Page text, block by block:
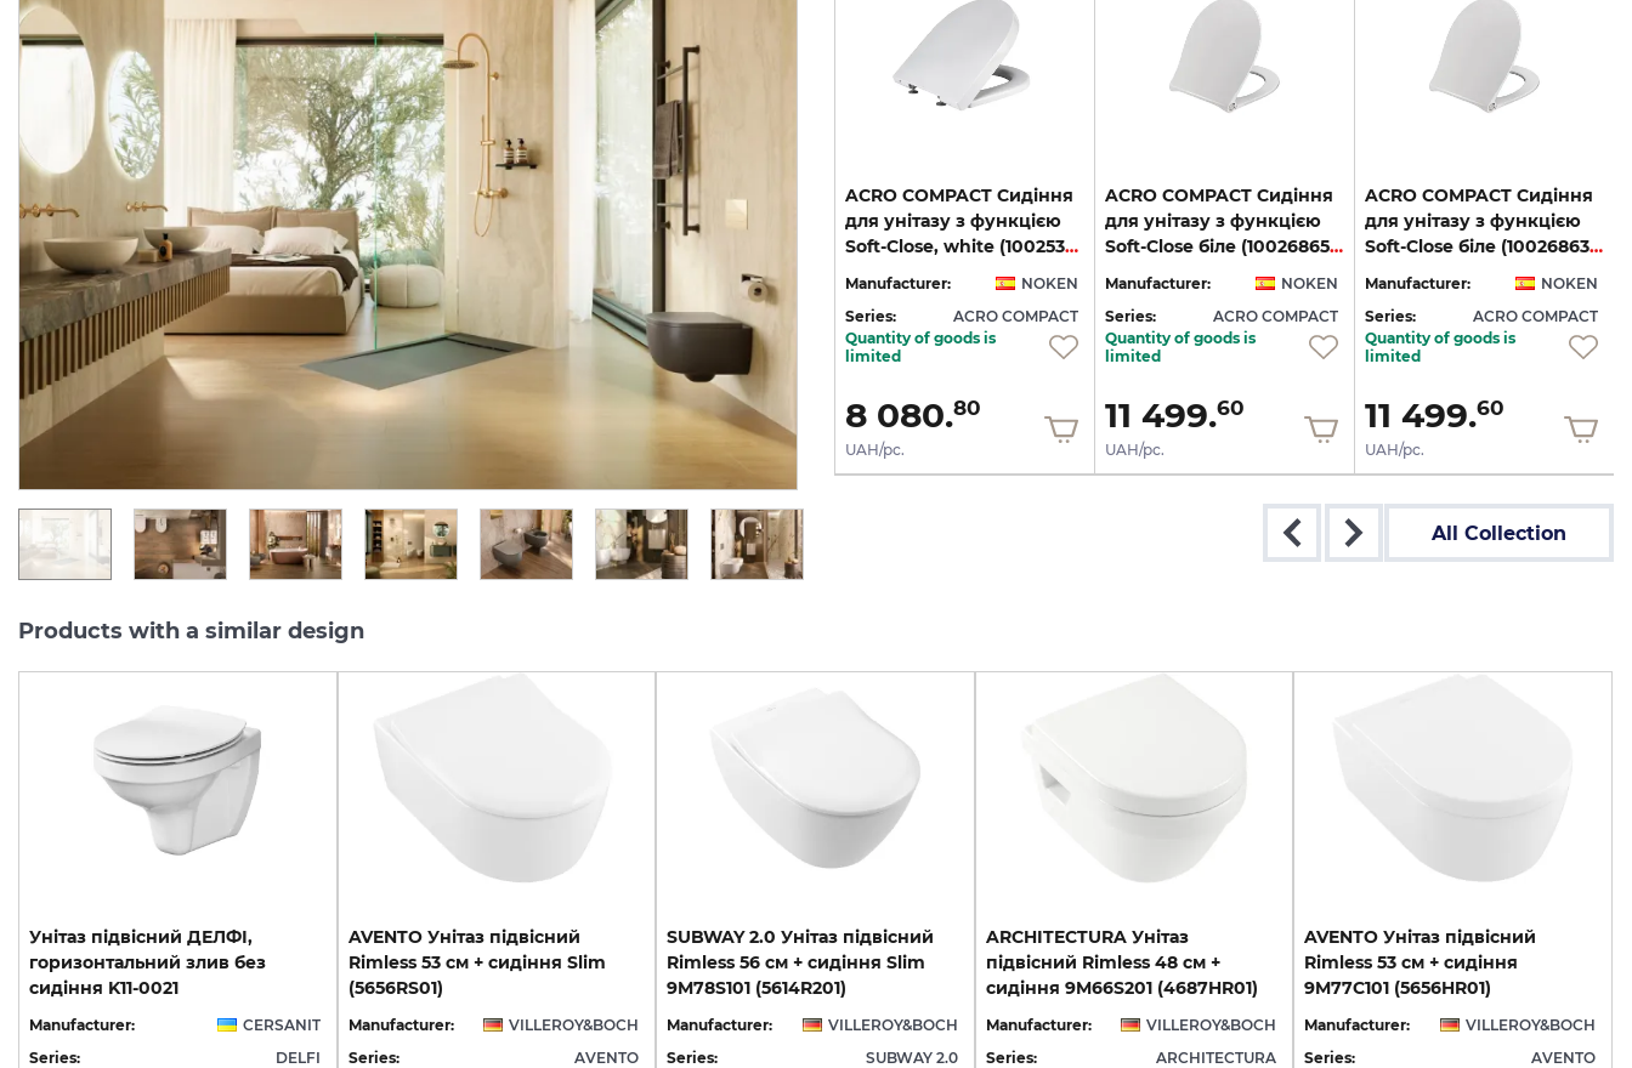
Комплект: унітаз
підлоговий 600х360 + бачок з нижнім підводом води, білий (100313084)
Manufacturer:
NOKEN
Series:
ACRO COMPACT
On order
41 595. 40
ACRO COMPACT Сидіння
для унітазу з функцією
Manufacturer:
Series:
ACRO COMPACT
On order
9 116.
ACRO COMPACT Сидіння
для унітазу з функцією
Manufacturer:
NOKEN
Series:
ACRO COMPACT
On order
13 157. 20
ACRO COMPACT Сидіння
для унітазу з функцією
Soft-Close, white (100253386)
Manufacturer:
NOKEN
Series:
ACRO COMPACT
Quantity of goods is
limited
8 080.80
UAH/pc.
ACRO COMPACT Сидіння
для унітазу з функцією
Soft-Close біле (100268652)
Manufacturer:
NOKEN
Series:
ACRO COMPACT
Quantity of goods is
limited
11 499.60
UAH/pc.
ACRO COMPACT Сидіння
для унітазу з функцією
Soft-Close біле (100268639)
Manufacturer:
NOKEN
Series:
ACRO COMPACT
Quantity of goods is
limited
11 499.60
UAH/pc.
All Collection
Products with a similar design
Унітаз підвісний ДЕЛФІ,
горизонтальний злив без
сидіння K11-0021
Manufacturer:
CERSANIT
Series:
DELFI
AVENTO Унітаз підвісний
Rimless 53 см + сидіння Slim
(5656RS01)
Manufacturer:
VILLEROY&BOCH
Series:
AVENTO
SUBWAY 2.0 Унітаз підвісний
Rimless 56 см + сидіння Slim
9M78S101 (5614R201)
Manufacturer:
VILLEROY&BOCH
Series:
SUBWAY 2.0
ARCHITECTURA Унітаз
підвісний Rimless 48 см +
сидіння 9M66S201 (4687HR01)
Manufacturer:
VILLEROY&BOCH
Series:
ARCHITECTURA
AVENTO Унітаз підвісний
Rimless 53 см + сидіння
9M77C101 (5656HR01)
Manufacturer:
VILLEROY&BOCH
Series:
AVENTO